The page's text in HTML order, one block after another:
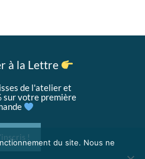
à la Lettre
de l'atelier et
sur votre première
!
du site. Nous ne